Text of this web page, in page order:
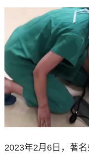
2023年2月6日，著